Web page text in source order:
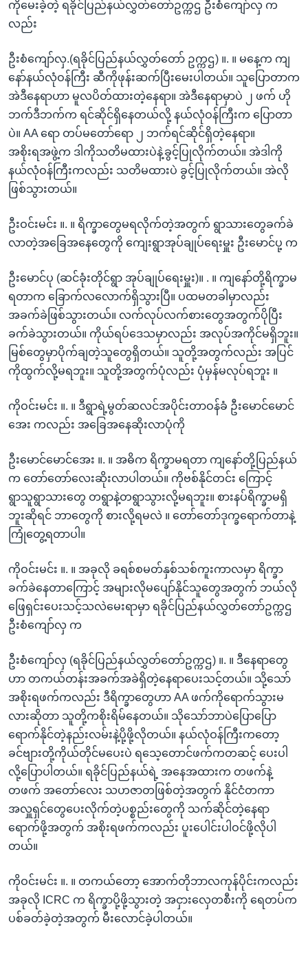
ကိုမေးခဲ့တဲ့ ရခိုင်ပြည်နယ်လွှတ်တော်ဥက္ကဌ ဦးစံကျော်လှ က
လည်း
ဦးစံကျော်လှ.(ရခိုင်ပြည်နယ်လွှတ်တော် ဥက္ကဌ) ။. ။ မနေ့က ကျ
နော်နယ်လုံဝန်ကြီး ဆီကိုဖုန်းဆက်ပြီးမေးပါတယ်။ သူပြောတာက
အဲဒီနေရာဟာ မူလပိတ်ထားတဲ့နေရာ။ အဲဒီနေရာမှာပဲ ၂ ဖက် ဟို
ဘက်ဒီဘက်က ရင်ဆိုင်ရှိနေတယ်လို့ နယ်လုံဝန်ကြီးက ပြောတာ
ပဲ။ AA ရော တပ်မတော်ရော ၂ ဘက်ရင်ဆိုင်ရှိတဲ့နေရာ။
အစိုးရအဖွဲ့က ဒါကိုသတိမထားပဲနဲ့ခွင့်ပြုလိုက်တယ်။ အဲဒါကို
နယ်လုံဝန်ကြီးကလည်း သတိမထားပဲ ခွင့်ပြုလိုက်တယ်။ အဲလို
ဖြစ်သွားတယ်။
ဦးဝင်းမင်း ။. ။ ရိက္ခာတွေမရလိုက်တဲ့အတွက် ရွာသားတွေခက်ခဲ
လာတဲ့အခြေအနေတွေကို ကျေးရွာအုပ်ချုပ်ရေးမှူး ဦးမောင်ပု့ က
ဦးမောင်ပု (ဆင်ခုံးတိုင်ရွာ အုပ်ချုပ်ရေးမှူး)။ . ။ ကျနော်တို့ရိက္ခာမ
ရတာက ခြောက်လလောက်ရှိသွားပြီ။ ပထမတခါမှာလည်း
အခက်ခဲဖြစ်သွားတယ်။ လက်လုပ်လက်စားတွေအတွက်ပိုပြီး
ခက်ခဲသွားတယ်။ ကိုယ်ရပ်ဒေသမှာလည်း အလုပ်အကိုင်မရှိဘူး။
မြစ်တွေမှာပိုက်ချတဲ့သူတွေရှိတယ်။ သူတို့အတွက်လည်း အပြင်
ကိုထွက်လို့မရဘူး။ သူတို့အတွက်ပုံလည်း ပုံမှန်မလုပ်ရဘူး ။
ကိုဝင်းမင်း ။. ။ ဒီရွာရဲ့မွတ်ဆလင်အပိုင်းတာဝန်ခံ ဦးမောင်မောင်
အေး ကလည်း အခြေအနေဆိုးလာပုံကို
ဦးမောင်မောင်အေး ။. ။ အဓိက ရိက္ခာမရတာ ကျနော်တို့ပြည်နယ်
က တော်တော်လေးဆိုးလာပါတယ်။ ကိုဗစ်နိုင်တင်း ကြောင့်
ရွာသူရွာသားတွေ တရွာနဲ့တရွာသွားလို့မရဘူး။ စားနပ်ရိက္ခာမရှိ
ဘူးဆိုရင် ဘာတွေကို စားလို့ရမလဲ ။ တော်တော်ဒုက္ခရောက်တာနဲ့
ကြုံတွေ့ရတာပါ။
ကိုဝင်းမင်း ။. ။ အခုလို ခရစ်စမတ်နှစ်သစ်ကူးကာလမှာ ရိက္ခာ
ခက်ခဲနေတာကြောင့် အများလိုမပျော်နိုင်သူတွေအတွက် ဘယ်လို
ဖြေရှင်းပေးသင့်သလဲမေးရာမှာ ရခိုင်ပြည်နယ်လွှတ်တော်ဥက္ကဌ
ဦးစံကျော်လှ က
ဦးစံကျော်လှ (ရခိုင်ပြည်နယ်လွှတ်တော်ဥက္ကဌ) ။. ။ ဒီနေရာတွေ
ဟာ တကယ်တန်းအခက်အခဲရှိတဲ့နေရာပေးသင့်တယ်။ သို့သော်
အစိုးရဖက်ကလည်း ဒီရိက္ခာတွေဟာ AA ဖက်ကိုရောက်သွားမ
လားဆိုတာ သူတို့ကစိုးရိမ်နေတယ်။ သိုသော်ဘာပဲပြောပြော
ရောက်နိုင်တဲ့နည်းလမ်းနဲ့ပို့ဖို့လိုတယ်။ နယ်လုံဝန်ကြီးကတော့
ခင်ဗျားတို့ကိုယ်တိုင်မပေးပဲ ရသေ့တောင်ဖက်ကတဆင့် ပေးပါ
လို့ပြောပါတယ်။ ရခိုင်ပြည်နယ်ရဲ့ အနေအထားက တဖက်နဲ့
တဖက် အတော်လေး သဟဇာတဖြစ်တဲ့အတွက် နိုင်ငံတကာ
အလှူရှင်တွေပေးလိုက်တဲ့ပစ္စည်းတွေကို သက်ဆိုင်တဲ့နေရာ
ရောက်ဖို့အတွက် အစိုးရဖက်ကလည်း ပူးပေါင်းပါဝင်ဖို့လိုပါ
တယ်။
ကိုဝင်းမင်း ။. ။ တကယ်တော့ အောက်တိုဘာလကုန်ပိုင်းကလည်း
အခုလို ICRC က ရိက္ခာပို့ဖို့သွားတဲ့ အငှားလှေတစီးကို ရေတပ်က
ပစ်ခတ်ခဲ့တဲ့အတွက် မီးလောင်ခဲ့ပါတယ်။